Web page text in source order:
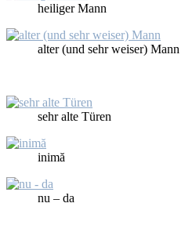
hei­li­ger Mann
al­ter (und sehr wei­ser) Mann
sehr al­te Tü­ren
in­imă
nu – da